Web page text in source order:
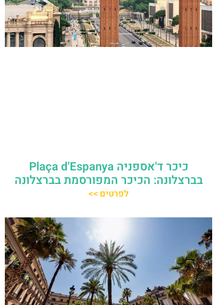
כיכר ד'אספניה Plaça d'Espanya
בברצלונה: הכיכר המפורסמת בברצלונה
לפרטים >>